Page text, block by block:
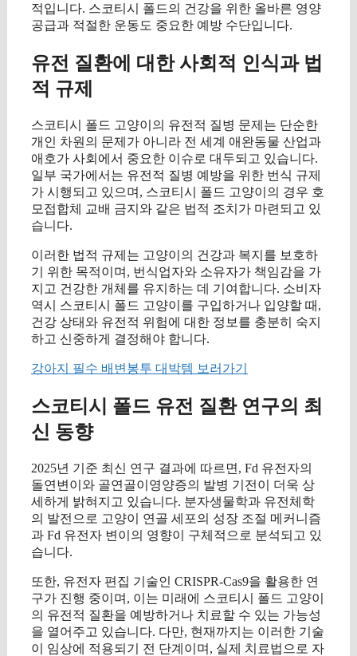
적입니다. 스코티시 폴드의 건강을 위한 올바른 영양
공급과 적절한 운동도 중요한 예방 수단입니다.
유전 질환에 대한 사회적 인식과 법
적 규제
스코티시 폴드 고양이의 유전적 질병 문제는 단순한
개인 차원의 문제가 아니라 전 세계 애완동물 산업과
애호가 사회에서 중요한 이슈로 대두되고 있습니다.
일부 국가에서는 유전적 질병 예방을 위한 번식 규제
가 시행되고 있으며, 스코티시 폴드 고양이의 경우 호
모접합체 교배 금지와 같은 법적 조치가 마련되고 있
습니다.
이러한 법적 규제는 고양이의 건강과 복지를 보호하
기 위한 목적이며, 번식업자와 소유자가 책임감을 가
지고 건강한 개체를 유지하는 데 기여합니다. 소비자
역시 스코티시 폴드 고양이를 구입하거나 입양할 때,
건강 상태와 유전적 위험에 대한 정보를 충분히 숙지
하고 신중하게 결정해야 합니다.
강아지 필수 배변봉투 대박템 보러가기
스코티시 폴드 유전 질환 연구의 최
신 동향
2025년 기준 최신 연구 결과에 따르면, Fd 유전자의
돌연변이와 골연골이영양증의 발병 기전이 더욱 상
세하게 밝혀지고 있습니다. 분자생물학과 유전체학
의 발전으로 고양이 연골 세포의 성장 조절 메커니즘
과 Fd 유전자 변이의 영향이 구체적으로 분석되고 있
습니다.
또한, 유전자 편집 기술인 CRISPR-Cas9을 활용한 연
구가 진행 중이며, 이는 미래에 스코티시 폴드 고양이
의 유전적 질환을 예방하거나 치료할 수 있는 가능성
을 열어주고 있습니다. 다만, 현재까지는 이러한 기술
이 임상에 적용되기 전 단계이며, 실제 치료법으로 자